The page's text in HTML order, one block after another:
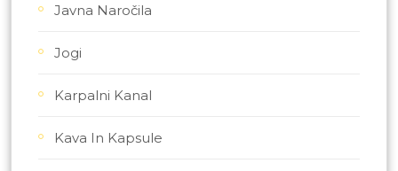
Javna Naročila
Jogi
Karpalni Kanal
Kava In Kapsule